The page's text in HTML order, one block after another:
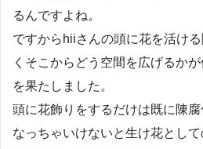
るんですよね。
ですからhiiさんの頭に花を活け
くそこからどう空間を広げるか
を果たしました。
頭に花飾りをするだけは既に陳
なっちゃいけないと生け花とし